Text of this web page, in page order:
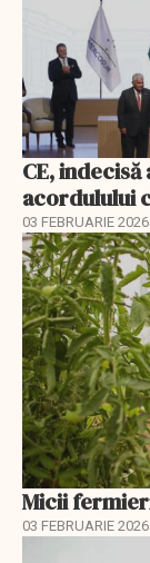
CE,
acordulului
03 FEBRUARIE 2026
Micii
03 FEBRUARIE 2026